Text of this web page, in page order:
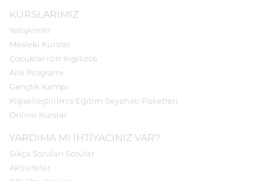
KURSLARIMIZ
Yetişkinler
Mesleki Kurslar
Çocuklar için İngilizce
Aile Programı
Gençlik Kampı
Kişiselleştirilmiş Eğitim Seyahati Paketleri
Online Kurslar
YARDIMA MI IHTIYACINIZ VAR?
Sıkça Sorulan Sorular
Aktiviteler